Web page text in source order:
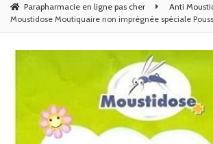
Parapharmacie en ligne pas cher
Anti
Moustidose Moutiquaire non imprégnée spéciale